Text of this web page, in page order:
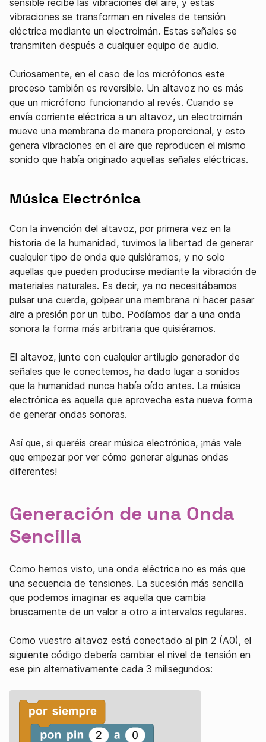
sensible recibe las vibraciones del aire, y estas
vibraciones se transforman en niveles de tensión
eléctrica mediante un electroimán. Estas señales se
transmiten después a cualquier equipo de audio.
Curiosamente, en el caso de los micrófonos este
proceso también es reversible. Un altavoz no es más
que un micrófono funcionando al revés. Cuando se
envía corriente eléctrica a un altavoz, un electroimán
mueve una membrana de manera proporcional, y esto
genera vibraciones en el aire que reproducen el mismo
sonido que había originado aquellas señales eléctricas.
Música Electrónica
Con la invención del altavoz, por primera vez en la
historia de la humanidad, tuvimos la libertad de generar
cualquier tipo de onda que quisiéramos, y no solo
aquellas que pueden producirse mediante la vibración de
materiales naturales. Es decir, ya no necesitábamos
pulsar una cuerda, golpear una membrana ni hacer pasar
aire a presión por un tubo. Podíamos dar a una onda
sonora la forma más arbitraria que quisiéramos.
El altavoz, junto con cualquier artilugio generador de
señales que le conectemos, ha dado lugar a sonidos
que la humanidad nunca había oído antes. La música
electrónica es aquella que aprovecha esta nueva forma
de generar ondas sonoras.
Así que, si queréis crear música electrónica, ¡más vale
que empezar por ver cómo generar algunas ondas
diferentes!
Generación de una Onda
Sencilla
Como hemos visto, una onda eléctrica no es más que
una secuencia de tensiones. La sucesión más sencilla
que podemos imaginar es aquella que cambia
bruscamente de un valor a otro a intervalos regulares.
Como vuestro altavoz está conectado al pin 2 (A0), el
siguiente código debería cambiar el nivel de tensión en
ese pin alternativamente cada 3 milisegundos: